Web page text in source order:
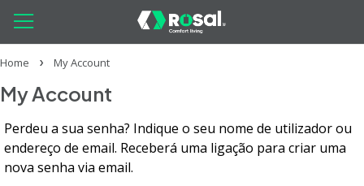
Home My Account
My Account
Perdeu a sua senha? Indique o seu nome de utilizador ou
endereço de email. Receberá uma ligação para criar uma
nova senha via email.